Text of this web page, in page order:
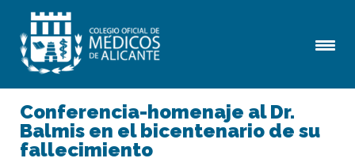
Conferencia-homenaje al Dr.
Balmis en el bicentenario de su
fallecimiento